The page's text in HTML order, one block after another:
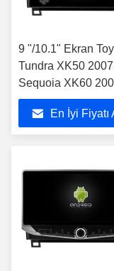
9 "/10.1" Ekran
Tundra XK50
Sequoia XK60
2017 Araba
StereoEn İyi Fiyatı